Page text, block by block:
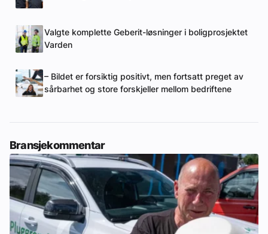
Valgte komplette Geberit-løsninger i boligprosjektet
Varden
– Bildet er forsiktig positivt, men fortsatt preget av
sårbarhet og store forskjeller mellom bedriftene
Bransjekommentar